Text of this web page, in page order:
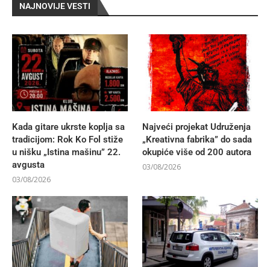
NAJNOVIJE VESTI
Kada gitare ukrste koplja sa
tradicijom: Rok Ko Fol stiže
u nišku „Istina mašinu” 22.
avgusta
03/08/2026
Najveći projekat Udruženja
„Kreativna fabrika” do sada
okupiće više od 200 autora
03/08/2026